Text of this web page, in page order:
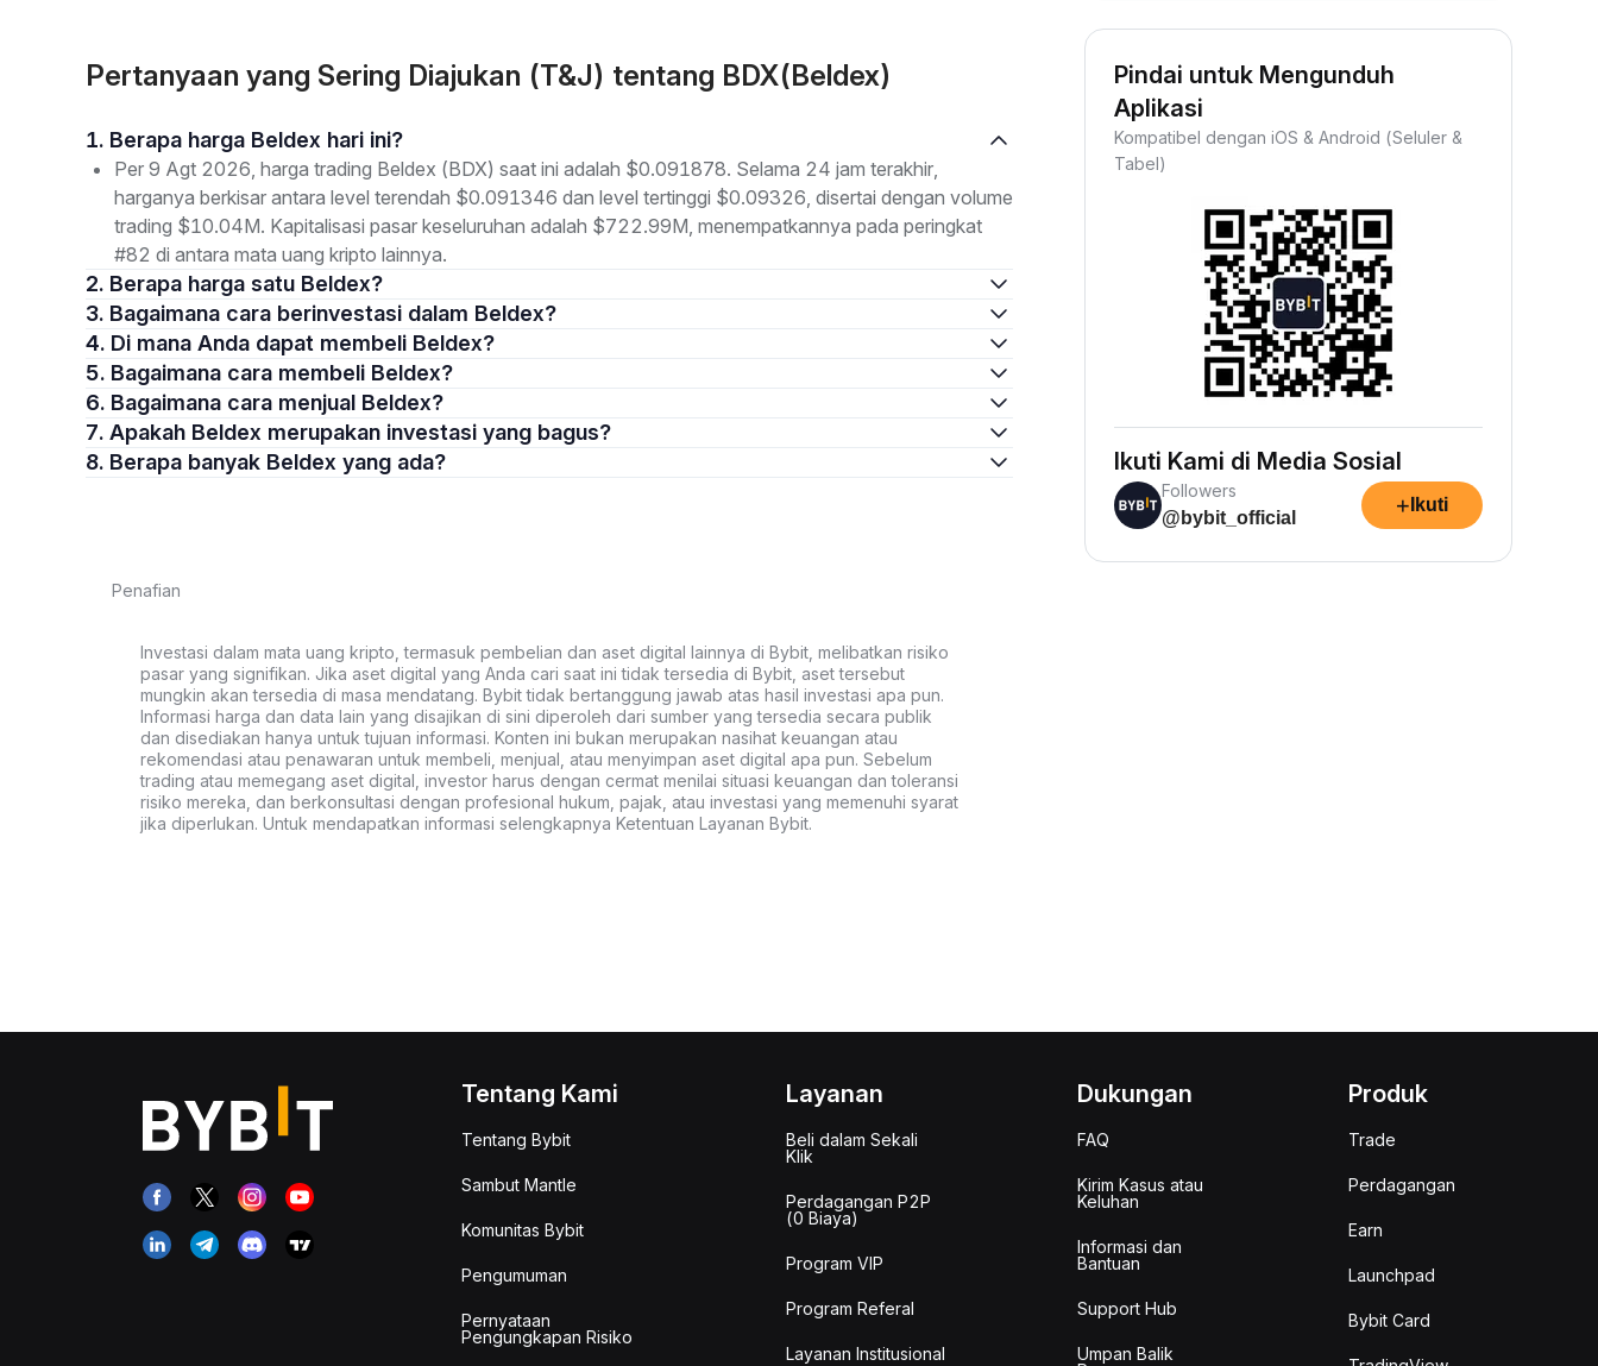
Pertanyaan yang Sering Diajukan (T&J) tentang BDX(Beldex)
1. Berapa harga Beldex hari ini?
Per 9 Agt 2026, harga trading Beldex (BDX) saat ini adalah $0.091878. Selama 24 jam terakhir,
harganya berkisar antara level terendah $0.091346 dan level tertinggi $0.09326, disertai dengan volume
trading $10.04M. Kapitalisasi pasar keseluruhan adalah $722.99M, menempatkannya pada peringkat
#82 di antara mata uang kripto lainnya.
2. Berapa harga satu Beldex?
3. Bagaimana cara berinvestasi dalam Beldex?
4. Di mana Anda dapat membeli Beldex?
5. Bagaimana cara membeli Beldex?
6. Bagaimana cara menjual Beldex?
7. Apakah Beldex merupakan investasi yang bagus?
8. Berapa banyak Beldex yang ada?
Penafian
Investasi dalam mata uang kripto, termasuk pembelian dan aset digital lainnya di Bybit, melibatkan risiko
pasar yang signifikan. Jika aset digital yang Anda cari saat ini tidak tersedia di Bybit, aset tersebut
mungkin akan tersedia di masa mendatang. Bybit tidak bertanggung jawab atas hasil investasi apa pun.
Informasi harga dan data lain yang disajikan di sini diperoleh dari sumber yang tersedia secara publik
dan disediakan hanya untuk tujuan informasi. Konten ini bukan merupakan nasihat keuangan atau
rekomendasi atau penawaran untuk membeli, menjual, atau menyimpan aset digital apa pun. Sebelum
trading atau memegang aset digital, investor harus dengan cermat menilai situasi keuangan dan toleransi
risiko mereka, dan berkonsultasi dengan profesional hukum, pajak, atau investasi yang memenuhi syarat
jika diperlukan. Untuk mendapatkan informasi selengkapnya Ketentuan Layanan Bybit.
Pindai untuk Mengunduh
Aplikasi
Kompatibel dengan iOS & Android (Seluler &
Tabel)
Ikuti Kami di Media Sosial
Followers
@bybit_official
+ Ikuti
Tentang Kami
Tentang Bybit
Sambut Mantle
Komunitas Bybit
Pengumuman
Pernyataan
Pengungkapan Risiko
Layanan
Beli dalam Sekali
Klik
Perdagangan P2P
(0 Biaya)
Program VIP
Program Referal
Layanan Institusional
Dukungan
FAQ
Kirim Kasus atau
Keluhan
Informasi dan
Bantuan
Support Hub
Umpan Balik
Produk
Trade
Perdagangan
Earn
Launchpad
Bybit Card